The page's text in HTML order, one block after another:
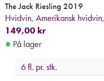
The Jack Riesling 2019
Hvidvin, Amerikansk hvidvin,
149,00 kr
● På lager
6 fl. pr. stk.